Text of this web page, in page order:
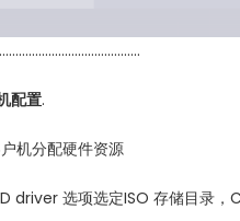
配置.
机分配硬件资源
driver 选项选定ISO 存储目录